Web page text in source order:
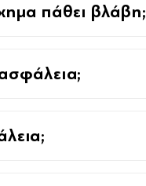
πάθει βλάβη;